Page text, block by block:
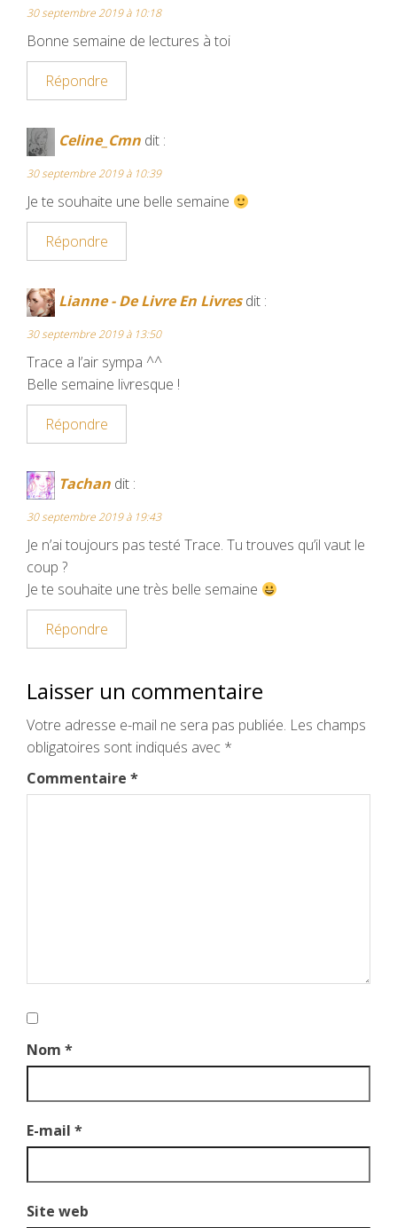
k
t
30 septembre 2019 à 10:18
Bonne semaine de lectures à toi
Répondre
Celine_Cmn dit :
30 septembre 2019 à 10:39
Je te souhaite une belle semaine
Répondre
Lianne - De Livre En Livres dit :
30 septembre 2019 à 13:50
Trace a l’air sympa ^^
Belle semaine livresque !
Répondre
Tachan dit :
30 septembre 2019 à 19:43
Je n’ai toujours pas testé Trace. Tu trouves qu’il vaut le
coup ?
Je te souhaite une très belle semaine
Répondre
Laisser un commentaire
Votre adresse e-mail ne sera pas publiée. Les champs
obligatoires sont indiqués avec *
Commentaire *
Nom *
E-mail *
Site web